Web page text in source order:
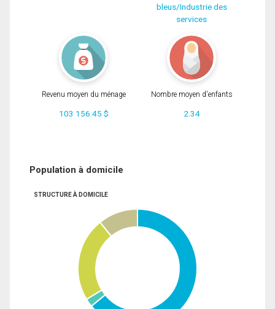
bleus/Industrie des
services
Revenu moyen du ménage
103 156.45 $
Nombre moyen d'enfants
2.34
Population à domicile
STRUCTURE À DOMICILE